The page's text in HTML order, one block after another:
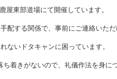
屋東部道場にて開催しています。
配する関係で、事前にご連絡いた
ないドタキャンに困っています。
着きがないので、礼儀作法を身に